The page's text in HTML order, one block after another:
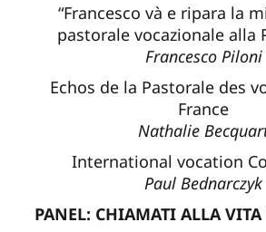
“Francesco và e ripara la
pastorale vocazionale alla
Francesco Piloni
Echos de la Pastorale des
France
Nathalie
International vocation
Paul Bednarczyk
PANEL: CHIAMATI ALLA VITA